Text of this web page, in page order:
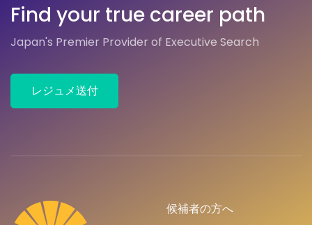
Find your true career path
Japan's Premier Provider of Executive Search
レジュメ送付
候補者の方へ